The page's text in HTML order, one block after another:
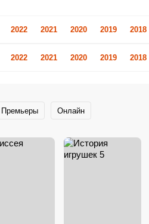
2022 2021 2020 2019 2018
2022 2021 2020 2019 2018
Премьеры Онлайн